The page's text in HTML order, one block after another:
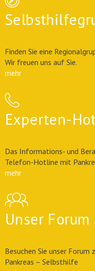
Finden Sie eine
Wir freuen uns auf Sie.
mehr
Experten-
Das Informations- und
Telefon-Hotline mit
mehr
Unser Forum
Besuchen Sie unser Forum
Pankreas – Selbsthilfe